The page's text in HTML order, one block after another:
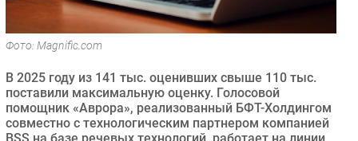
Безопасность
Инновации
Гаджеты
Здоровье
Фото: Magnific.com
В 2025 году из 141 тыс. оценивших свыше 110 тыс.
поставили максимальную оценку. Голосовой
помощник «Аврора», реализованный БФТ-Холдингом
совместно с технологическим партнером компанией
BSS на базе речевых технологий, работает на линии